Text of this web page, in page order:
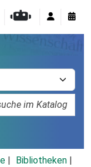
Bibliotheken